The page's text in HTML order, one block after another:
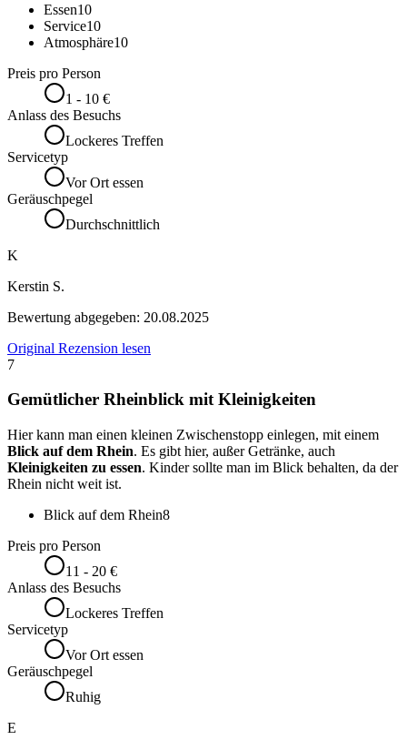
Essen10
Service10
Atmosphäre10
Preis pro Person
1 - 10 €
Anlass des Besuchs
Lockeres Treffen
Servicetyp
Vor Ort essen
Geräuschpegel
Durchschnittlich
K
Kerstin S.
Bewertung abgegeben: 20.08.2025
Original Rezension lesen
7
Gemütlicher Rheinblick mit Kleinigkeiten
Hier kann man einen kleinen Zwischenstopp einlegen, mit einem
Blick auf dem Rhein. Es gibt hier, außer Getränke, auch
Kleinigkeiten zu essen. Kinder sollte man im Blick behalten, da der
Rhein nicht weit ist.
Blick auf dem Rhein8
Preis pro Person
11 - 20 €
Anlass des Besuchs
Lockeres Treffen
Servicetyp
Vor Ort essen
Geräuschpegel
Ruhig
E